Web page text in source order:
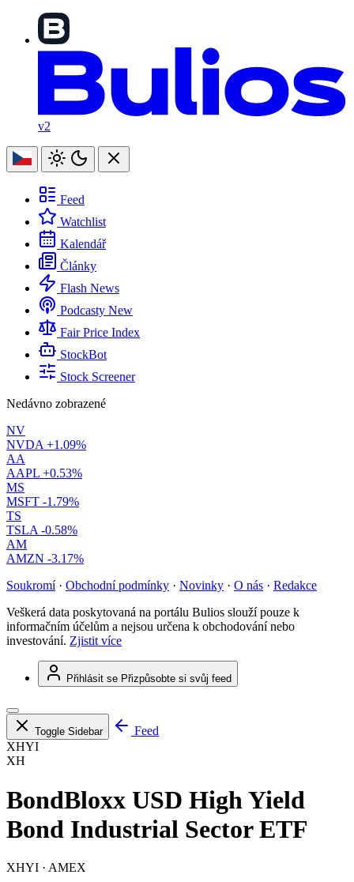
v2
Feed
Watchlist
Kalendář
Články
Flash News
Podcasty New
Fair Price Index
StockBot
Stock Screener
Nedávno zobrazené
NV
NVDA +1.09%
AA
AAPL +0.53%
MS
MSFT -1.79%
TS
TSLA -0.58%
AM
AMZN -3.17%
Soukromí · Obchodní podmínky · Novinky · O nás · Redakce
Veškerá data poskytovaná na portálu Bulios slouží pouze k
informačním účelům a nejsou určena k obchodování nebo
investování. Zjistit více
Přihlásit se Přizpůsobte si svůj feed
Toggle Sidebar
Feed
XHYI
XH
BondBloxx USD High Yield
Bond Industrial Sector ETF
XHYI · AMEX